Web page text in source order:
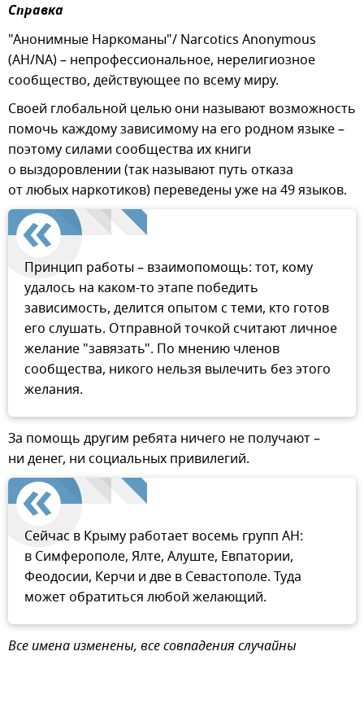
Справка
"Анонимные Наркоманы"/ Narcotics Anonymous
(АН/NA) – непрофессиональное, нерелигиозное
сообщество, действующее по всему миру.
Своей глобальной целью они называют возможность
помочь каждому зависимому на его родном языке –
поэтому силами сообщества их книги
о выздоровлении (так называют путь отказа
от любых наркотиков) переведены уже на 49 языков.
Принцип работы – взаимопомощь: тот, кому
удалось на каком-то этапе победить
зависимость, делится опытом с теми, кто готов
его слушать. Отправной точкой считают личное
желание "завязать". По мнению членов
сообщества, никого нельзя вылечить без этого
желания.
За помощь другим ребята ничего не получают –
ни денег, ни социальных привилегий.
Сейчас в Крыму работает восемь групп АН:
в Симферополе, Ялте, Алуште, Евпатории,
Феодосии, Керчи и две в Севастополе. Туда
может обратиться любой желающий.
Все имена изменены, все совпадения случайны